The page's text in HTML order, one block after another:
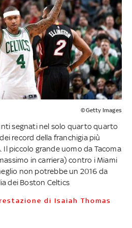
©Getty Images
segnati nel solo quarto quarto
record della franchigia più
Il piccolo grande uomo da Tacoma
in carriera) contro i Miami
non potrebbe un 2016 da
dei Boston Celtics
di Isaiah Thomas